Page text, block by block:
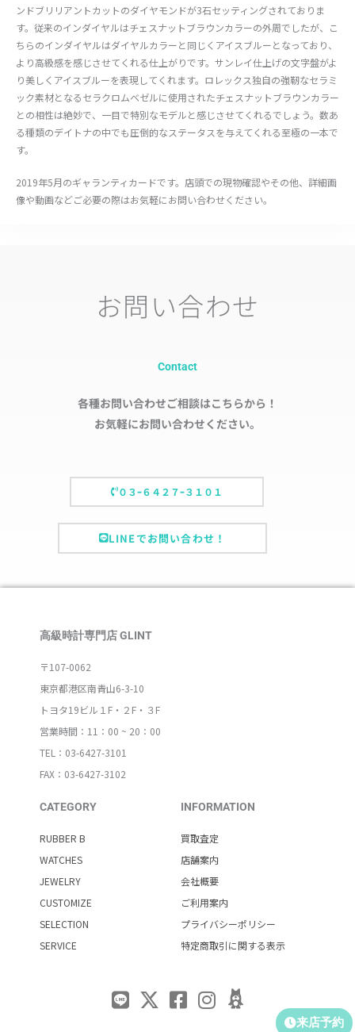
ンドブリリアントカットのダイヤモンドが3石セッティングされておりま
す。従来のインダイヤルはチェスナットブラウンカラーの外周でしたが、こ
ちらのインダイヤルはダイヤルカラーと同じくアイスブルーとなっており、
より高級感を感じさせてくれる仕上がりです。サンレイ仕上げの文字盤がよ
り美しくアイスブルーを表現してくれます。ロレックス独自の強靭なセラミ
ック素材となるセラクロムベゼルに使用されたチェスナットブラウンカラー
との相性は絶妙で、一目で特別なモデルと感じさせてくれるでしょう。数あ
る種類のデイトナの中でも圧倒的なステータスを与えてくれる至極の一本で
す。
2019年5月のギャランティカードです。店頭での現物確認やその他、詳細画
像や動画などご必要の際はお気軽にお問い合わせください。
お問い合わせ
Contact
各種お問い合わせご相談はこちらから！
お気軽にお問い合わせください。
０３ｰ６４２７ｰ３１０１
LINEでお問い合わせ！
高級時計専門店 GLINT
〒107-0062
東京都港区南青山6-3-10
トヨタ19ビル１F・２F・３F
営業時間：11：00 ~ 20：00
TEL：03-6427-3101
FAX：03-6427-3102
CATEGORY
RUBBER B
WATCHES
JEWELRY
CUSTOMIZE
SELECTION
SERVICE
INFORMATION
買取査定
店舗案内
会社概要
ご利用案内
プライバシーポリシー
特定商取引に関する表示
来店予約